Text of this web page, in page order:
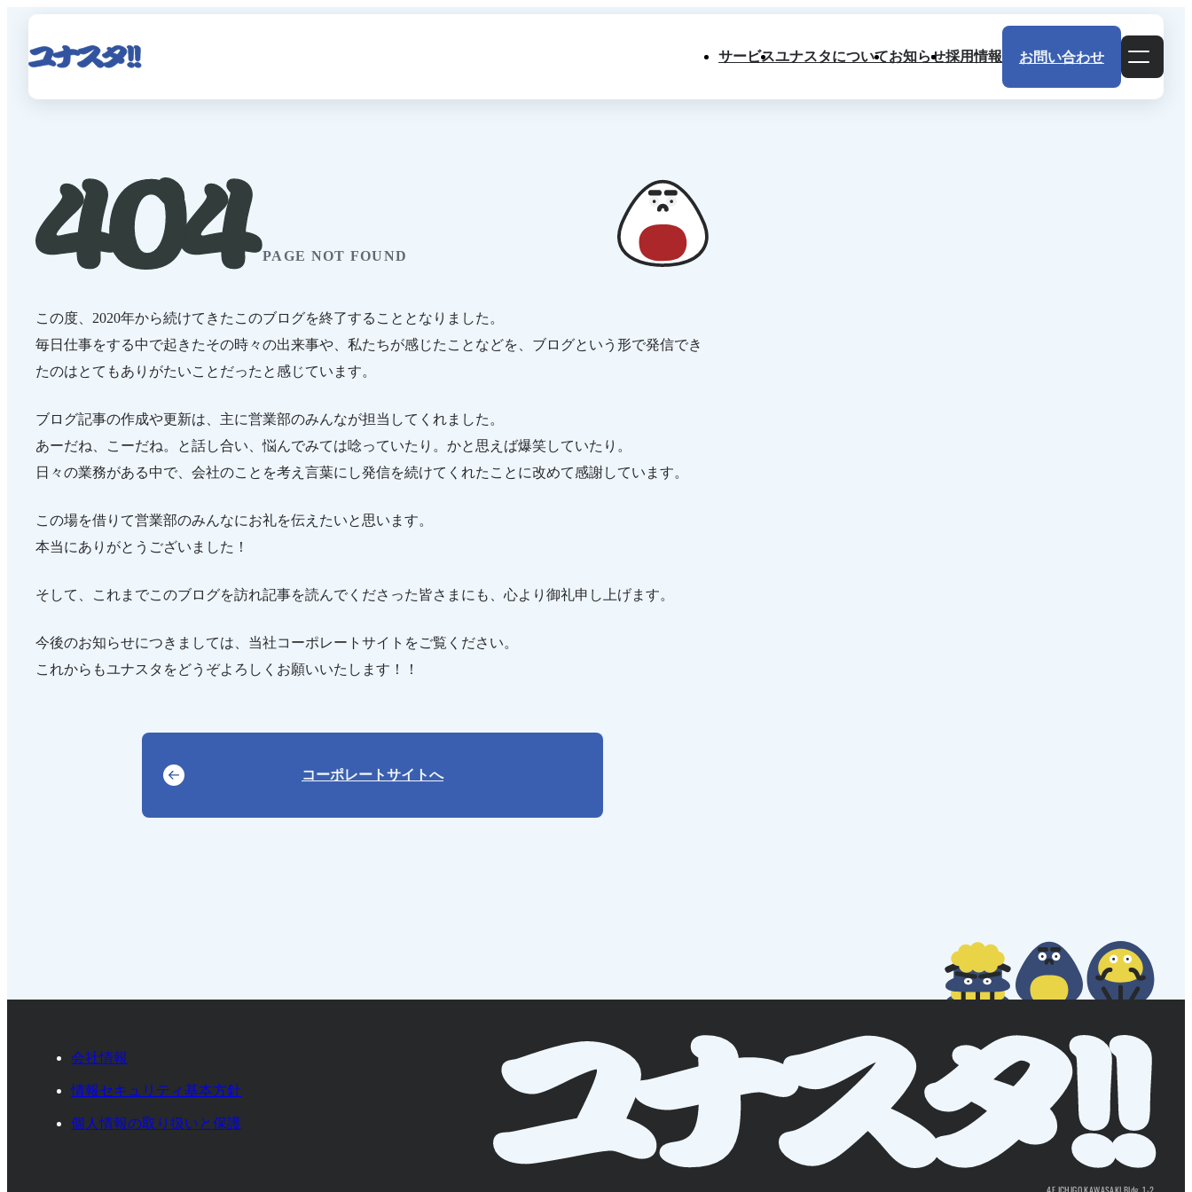
サービスユナスタについてお知らせ採用情報 お問い合わせ
PAGE NOT FOUND
この度、2020年から続けてきたこのブログを終了することとなりました。
毎日仕事をする中で起きたその時々の出来事や、私たちが感じたことなどを、ブログという形で発信でき
たのはとてもありがたいことだったと感じています。
ブログ記事の作成や更新は、主に営業部のみんなが担当してくれました。
あーだね、こーだね。と話し合い、悩んでみては唸っていたり。かと思えば爆笑していたり。
日々の業務がある中で、会社のことを考え言葉にし発信を続けてくれたことに改めて感謝しています。
この場を借りて営業部のみんなにお礼を伝えたいと思います。
本当にありがとうございました！
そして、これまでこのブログを訪れ記事を読んでくださった皆さまにも、心より御礼申し上げます。
今後のお知らせにつきましては、当社コーポレートサイトをご覧ください。
これからもユナスタをどうぞよろしくお願いいたします！！
コーポレートサイトへ
会社情報
情報セキュリティ基本方針
個人情報の取り扱いと保護